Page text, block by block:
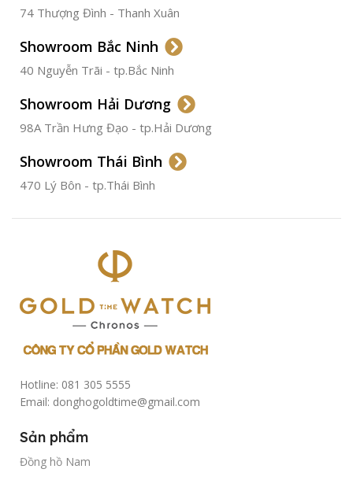
CHỐNG NƯỚC
74 Thượng Đình - Thanh Xuân
Showroom Bắc Ninh
40 Nguyễn Trãi - tp.Bắc Ninh
Showroom Hải Dương
98A Trần Hưng Đạo - tp.Hải Dương
Showroom Thái Bình
470 Lý Bôn - tp.Thái Bình
Hotline: 081 305 5555
Email: donghogoldtime@gmail.com
Sản phẩm
Đồng hồ Nam